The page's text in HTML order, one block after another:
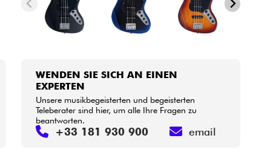
WENDEN SIE SICH AN EINEN
EXPERTEN
Unsere musikbegeisterten und begeisterten
Teleberater sind hier, um alle Ihre Fragen zu
beantworten.
+33 181 930 900 email